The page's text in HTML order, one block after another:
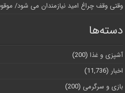
وقتی وقف چراغ امید نیازمندان می شود/
دسته‌ها
آشپزی و غذا (200)
اخبار (11,736)
بازی و سرگرمی (200)